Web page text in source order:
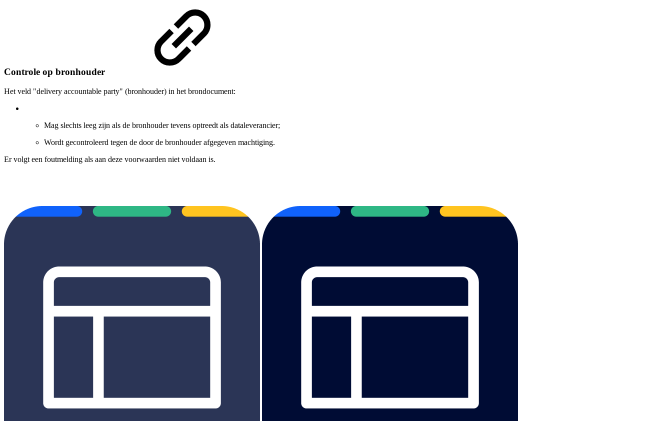
Controle op bronhouder
Het veld "delivery accountable party" (bronhouder) in het brondocument:
Mag slechts leeg zijn als de bronhouder tevens optreedt als dataleverancier;
Wordt gecontroleerd tegen de door de bronhouder afgegeven machtiging.
Er volgt een foutmelding als aan deze voorwaarden niet voldaan is.